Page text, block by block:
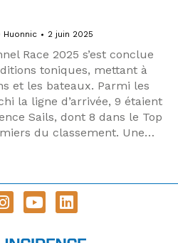
Huonnic 2 juin 2025
Race 2025 s’est conclue
toniques, mettant à
et les bateaux. Parmi les
la ligne d’arrivée, 9 étaient
Sails, dont 8 dans le Top
du classement. Une…